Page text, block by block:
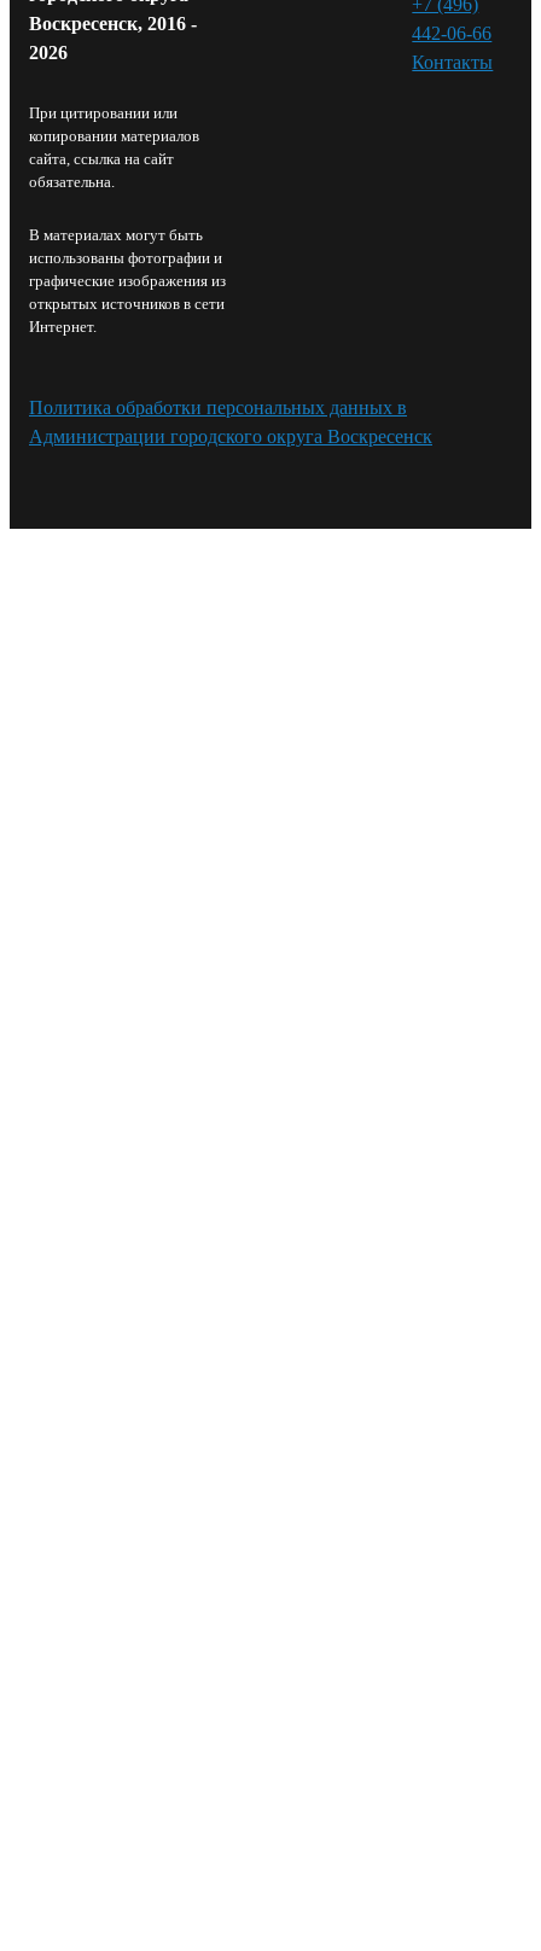
Воскресенск, 2016 -
2026
При цитировании или
копировании материалов
сайта, ссылка на сайт
обязательна.
В материалах могут быть
использованы фотографии и
графические изображения из
открытых источников в сети
Интернет.
442-06-66
Контакты⁠
Политика обработки персональных данных в
Администрации городского округа Воскресенск